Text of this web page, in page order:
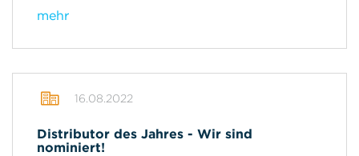
mehr
16.08.2022
Distributor des Jahres - Wir sind
nominiert!